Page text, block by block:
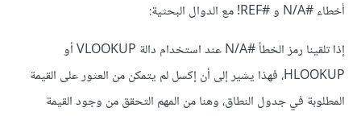
أخطاء #N/A و #REF! مع الدوال البحثية:
إذا تلقينا رمز الخطأ #N/A عند استخدام دالة VLOOKUP أو
HLOOKUP، فهذا يشير إلى أن إكسل لم يتمكن من العثور على القيمة
المطلوبة في جدول النطاق، وهنا من المهم التحقق من وجود القيمة